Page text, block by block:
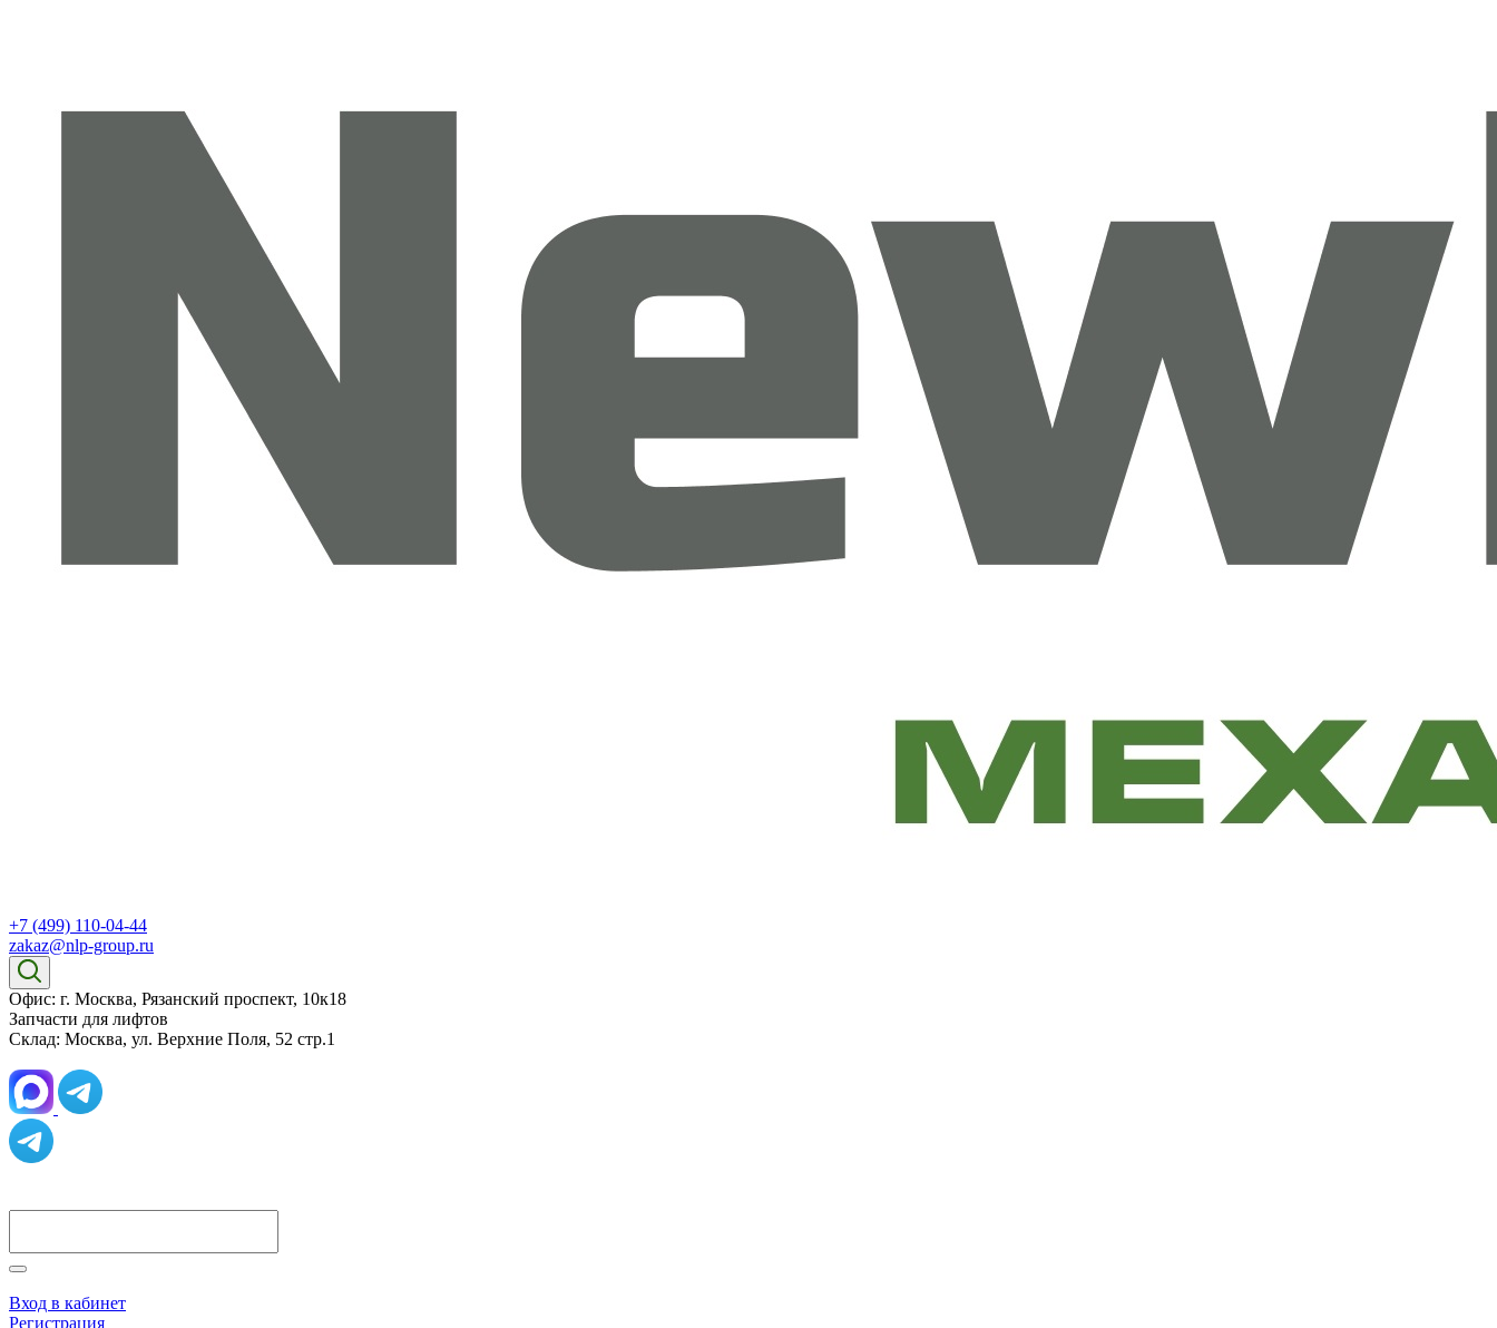
+7 (499) 110-04-44
zakaz@nlp-group.ru
Офис: г. Москва, Рязанский проспект, 10к18
Запчасти для лифтов
Склад: Москва, ул. Верхние Поля, 52 стр.1
Вход в кабинет
Регистрация